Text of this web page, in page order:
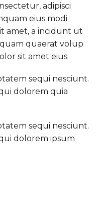
adipisci
eius modi
amet, a incidunt ut
quaerat volup
sit amet eius
sequi nesciunt.
dolorem quia
sequi nesciunt.
dolorem ipsum